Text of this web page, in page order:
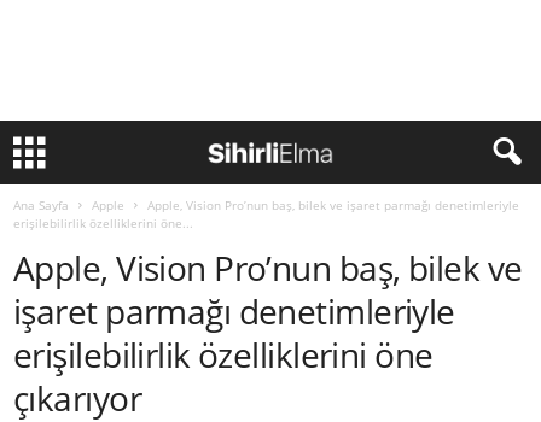
Ana Sayfa Apple
Apple, Vision Pro’nun baş, bilek ve işaret parmağı denetimleriyle
erişilebilirlik özelliklerini öne...
Apple, Vision Pro’nun baş, bilek ve
işaret parmağı denetimleriyle
erişilebilirlik özelliklerini öne
çıkarıyor